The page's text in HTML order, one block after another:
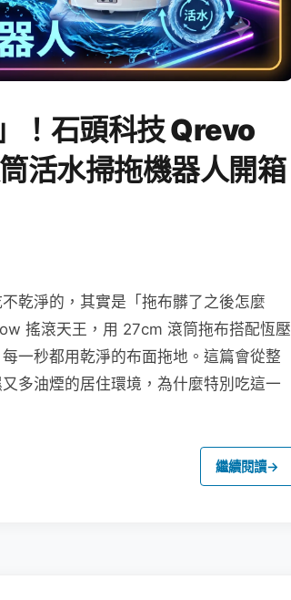
！石頭科技 Qrevo
活水掃拖機器人開箱
乾淨的，其實是「拖布髒了之後怎麼
搖滾天王，用 27cm 滾筒拖布搭配恆壓
一秒都用乾淨的布面拖地。這篇會從整
多油煙的居住環境，為什麼特別吃這一
繼續閱讀→